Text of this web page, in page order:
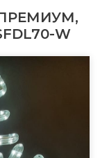
ПРЕМИУМ,
W